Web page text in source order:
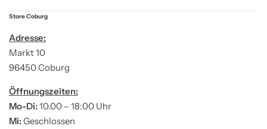
Store Coburg
Adresse:
Markt 10
96450 Coburg
Öffnungszeiten:
Mo-Di:10.00 – 18:00 Uhr
Mi:Geschlossen